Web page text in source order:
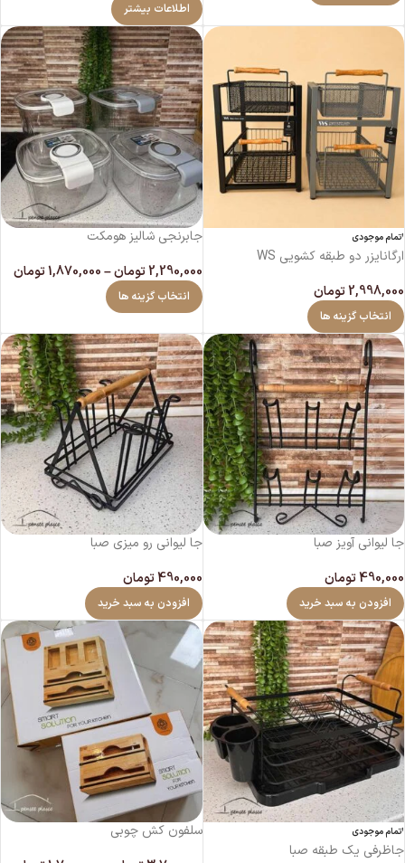
اطلاعات بیشتر
اتمام موجودی
ارگانایزر دو طبقه کشویی WS
2,998,000تومان
انتخاب گزینه ها
جابرنجی شالیز هومکت
2,290,000 تومان–
1,870,000تومان
انتخاب گزینه ها
جا لیوانی آویز صبا
490,000تومان
افزودن به سبد خرید
جا لیوانی رو میزی صبا
490,000تومان
افزودن به سبد خرید
اتمام موجودی
جاظرفی یک طبقه صبا
سلفون کش چوبی